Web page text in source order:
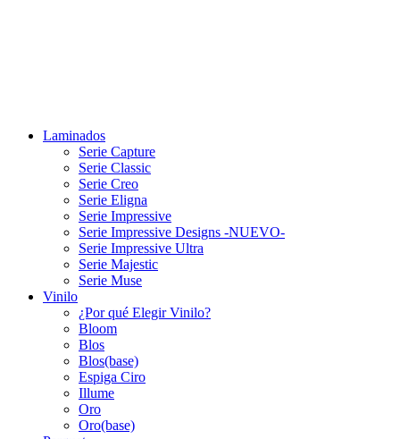
Laminados
Serie Capture
Serie Classic
Serie Creo
Serie Eligna
Serie Impressive
Serie Impressive Designs -NUEVO-
Serie Impressive Ultra
Serie Majestic
Serie Muse
Vinilo
¿Por qué Elegir Vinilo?
Bloom
Blos
Blos(base)
Espiga Ciro
Illume
Oro
Oro(base)